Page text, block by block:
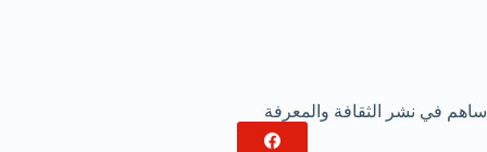
ساهم في نشر الثقافة والمعرفة